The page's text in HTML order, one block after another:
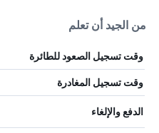
من الجيد أن تعلم
وقت تسجيل الصعود للطائرة
وقت تسجيل المغادرة
الدفع والإلغاء